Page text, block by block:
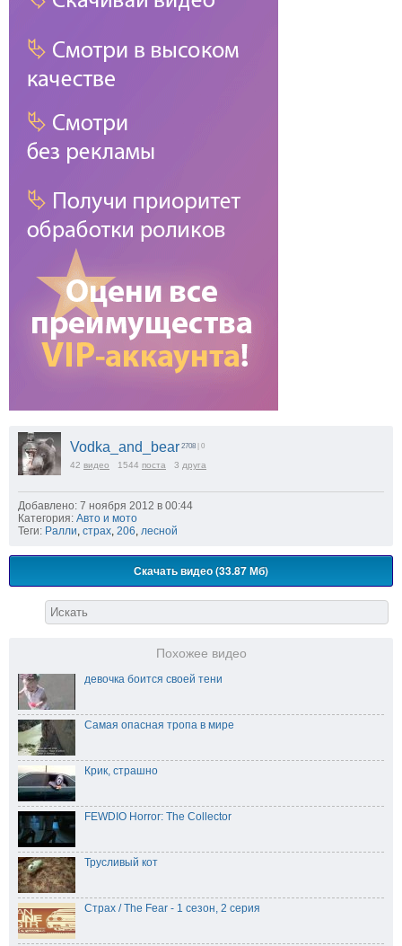
Vodka_and_bear 2708 | 0
42 видео 1544 поста 3 друга
Добавлено: 7 ноября 2012 в 00:44
Категория: Авто и мото
Теги: Ралли страх 206 лесной
Скачать видео (33.87 Мб)
Похожее видео
девочка боится своей тени
Самая опасная тропа в мире
Крик, страшно
FEWDIO Horror: The Collector
Трусливый кот
Страх / The Fear - 1 сезон, 2 серия